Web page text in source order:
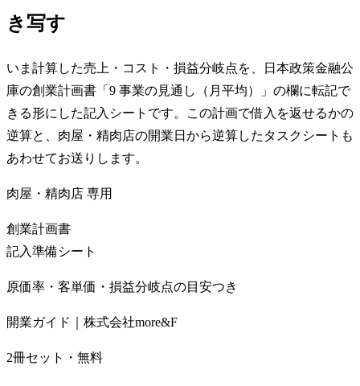
き写す
いま計算した売上・コスト・損益分岐点を、日本政策金融公
庫の創業計画書「9 事業の見通し（月平均）」の欄に転記で
きる形にした記入シートです。この計画で借入を返せるかの
逆算と、肉屋・精肉店の開業日から逆算したタスクシートも
あわせてお送りします。
肉屋・精肉店 専用
創業計画書
記入準備シート
原価率・客単価・損益分岐点の目安つき
開業ガイド｜株式会社more&F
2冊セット・無料